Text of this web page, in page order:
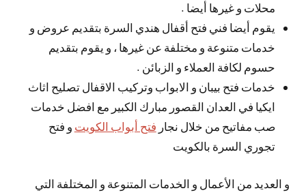
محلات و غيرها أيضا .
يقوم أيضا فني فتح أقفال هندي السرة بتقديم عروض و
خدمات متنوعة و مختلفة عن غيرها ، و يقوم بتقديم
حسوم لكافة العملاء و الزبائن .
خدمات فتح بيبان و الابواب وتركيب الاقفال تصليح اثاث
ايكيا في العدان القصور مبارك الكبير مع افضل خدمات
صب مفاتيح من خلال نجار فتح أبواب الكويت و فتح
تجوري السرة بالكويت
و العديد من الأعمال و الخدمات المتنوعة و المختلفة التي